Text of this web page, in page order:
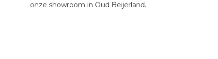
onze showroom in Oud Beijerland.